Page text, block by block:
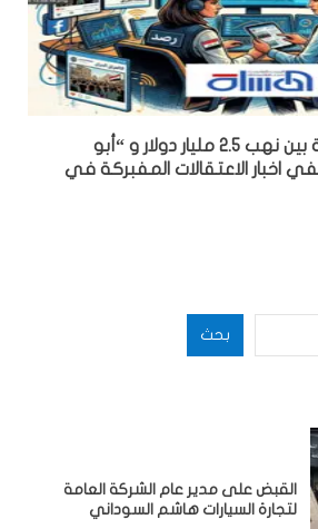
رصد الميديا.. العلاقة بين نهب 2.5 مليار دولار و “أبو
اخبار الاعتقالات المفبركة في
بحث
القبض على مدير عام الشركة العامة
لتجارة السيارات هاشم السوداني